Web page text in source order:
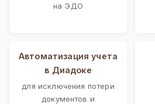
на ЭДО
Автоматизация учета
в Диадоке
для исключения потери
документов и